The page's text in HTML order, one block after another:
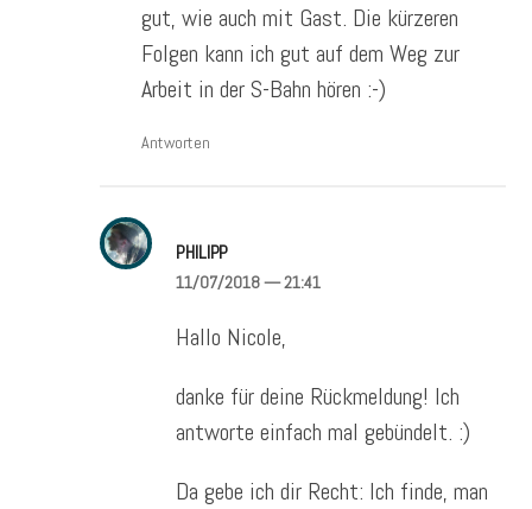
gut, wie auch mit Gast. Die kürzeren
Folgen kann ich gut auf dem Weg zur
Arbeit in der S-Bahn hören :-)
Antworten
PHILIPP
11/07/2018— 21:41
Hallo Nicole,
danke für deine Rückmeldung! Ich
antworte einfach mal gebündelt. :)
Da gebe ich dir Recht: Ich finde, man